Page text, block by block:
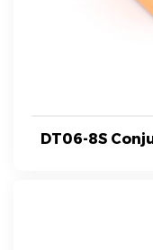
DT06-8S